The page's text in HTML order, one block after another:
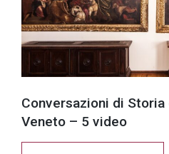
Conversazioni di Storia
Veneto – 5 video